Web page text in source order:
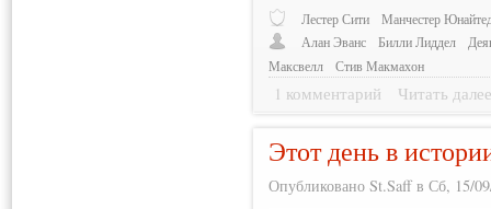
Лестер Сити
Манчестер
Алан Эванс
Билли Лиддел
Максвелл
Стив Макмахон
1 комментарий Читать
Этот день в
Опубликовано St.Saff в Сб, 15/